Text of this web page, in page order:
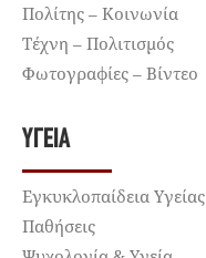
Πολίτης – Κοινωνία
Τέχνη – Πολιτισμός
Φωτογραφίες – Βίντεο
ΥΓΕΊΑ
Εγκυκλοπαίδεια Υγείας
Παθήσεις